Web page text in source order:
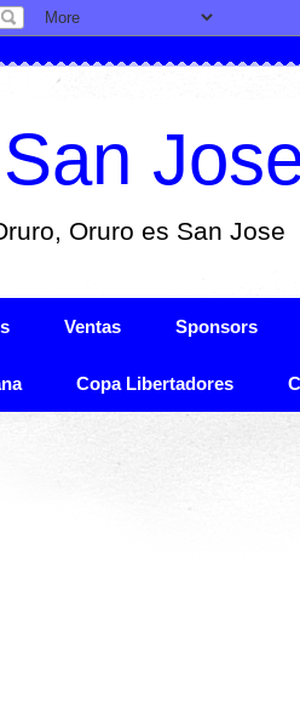
Oruro es San Jose
Ventas Sponsors
Copa Libertadores